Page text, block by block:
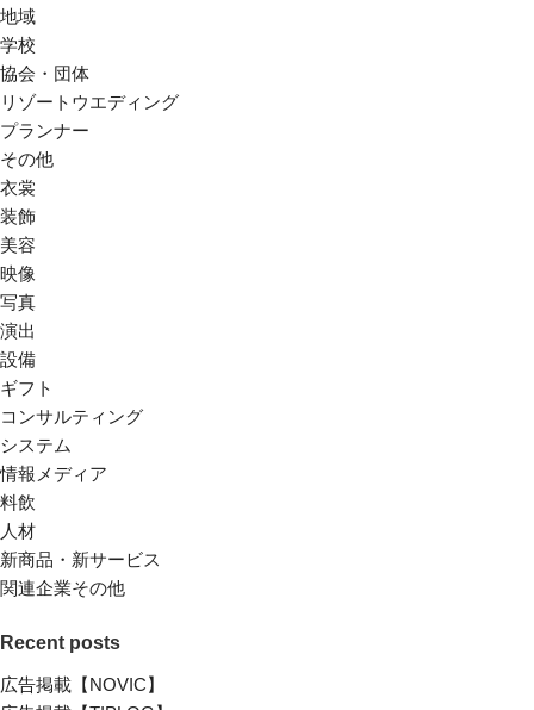
地域
学校
協会・団体
リゾートウエディング
プランナー
その他
衣裳
装飾
美容
映像
写真
演出
設備
ギフト
コンサルティング
システム
情報メディア
料飲
人材
新商品・新サービス
関連企業その他
Recent posts
広告掲載【NOVIC】